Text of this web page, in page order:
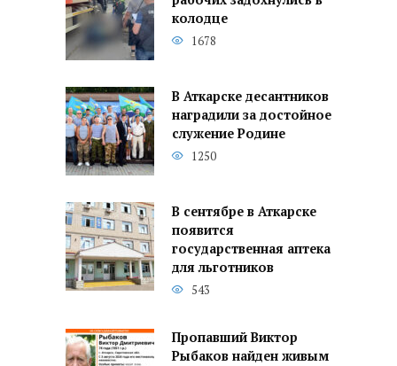
колодце
1678
В Аткарске десантников
наградили за достойное
служение Родине
1250
В сентябре в Аткарске
появится
государственная аптека
для льготников
543
Пропавший Виктор
Рыбаков найден живым